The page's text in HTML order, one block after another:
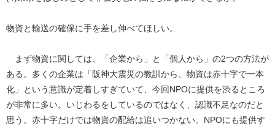
物資と輸送の確保に手を差し伸べてほしい。
まず物資に関しては、「企業から」と「個人から」の2つの方法が
ある。多くの企業は「阪神大震災の教訓から、物資は赤十字で一本
化」という意識が定着しすぎていて、今回NPOに提供を渋るところ
が非常に多い。いじわるをしているのではなく、認識不足なのだと
思う。赤十字だけでは物資の配給は追いつかない。NPOにも提供す